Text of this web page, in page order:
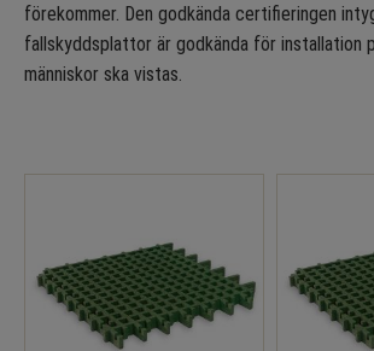
förekommer. Den godkända certifieringen
fallskyddsplattor är godkända för installation
människor ska vistas.